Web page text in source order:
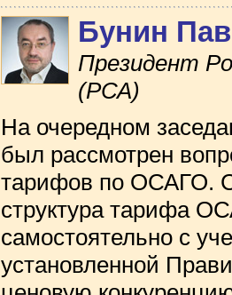
Бунин
Президент
(РСА)
На очередном
был рассмотрен
тарифов по ОСАГО.
структура тарифа
самостоятельно с
установленной